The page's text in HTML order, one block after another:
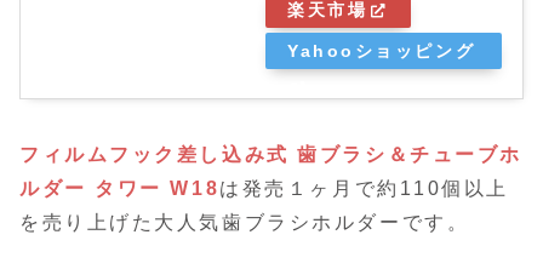
楽天市場
Yahooショッピング
フィルムフック差し込み式 歯ブラシ＆チューブホ
ルダー タワー W18は発売１ヶ月で約110個以上
を売り上げた大人気歯ブラシホルダーです。